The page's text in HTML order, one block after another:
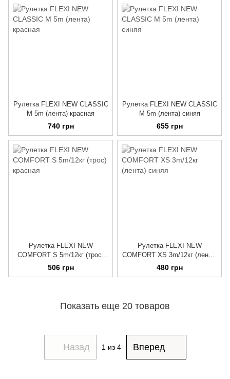
Рулетка FLEXI NEW CLASSIC
M 5m (лента) красная
740 грн
Рулетка FLEXI NEW CLASSIC
M 5m (лента) синяя
655 грн
Рулетка FLEXI NEW
COMFORT S 5m/12кг (трос)
красная
506 грн
Рулетка FLEXI NEW
COMFORT XS 3m/12кг (лента)
синяя
480 грн
Показать еще 20 товаров
Назад 1 из 4 Вперед